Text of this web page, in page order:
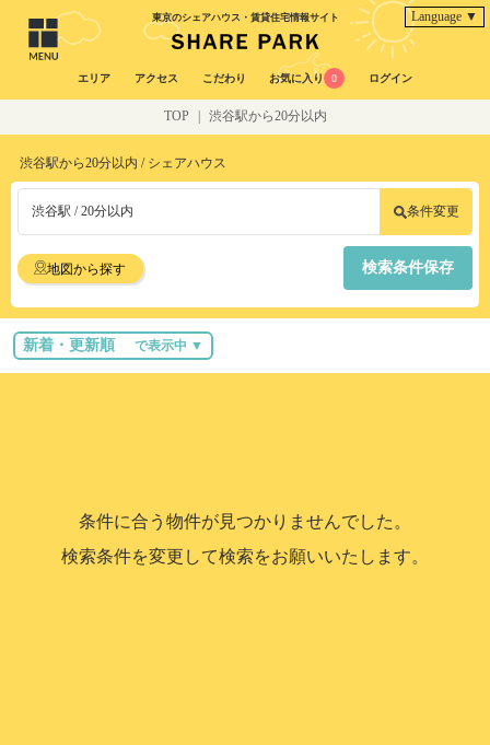
東京のシェアハウス・賃貸住宅情報サイト Language ▼
エリア アクセス こだわり お気に入り 0 ログイン
TOP 渋谷駅から20分以内
渋谷駅から20分以内 / シェアハウス
渋谷駅 / 20分以内 条件変更
地図から探す 検索条件保存
新着・更新順 で表示中 ▼
条件に合う物件が見つかりませんでした。
検索条件を変更して検索をお願いいたします。